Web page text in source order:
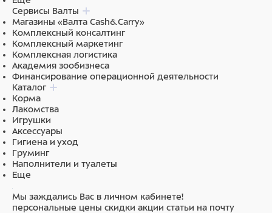
Сервисы Валты
Магазины «Валта Cash&Carry»
Комплексный консалтинг
Комплексный маркетинг
Комплексная логистика
Академия зообизнеса
Финансирование операционной деятельности
Каталог
Корма
Лакомства
Игрушки
Аксессуары
Гигиена и уход
Груминг
Наполнители и туалеты
Еще
Мы заждались Вас в личном кабинете!
персональные цены скидки акции статьи на почту